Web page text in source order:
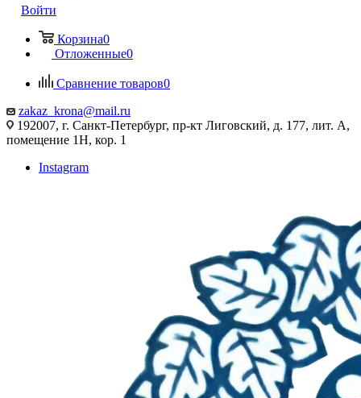
Войти
Корзина0
Отложенные0
Сравнение товаров0
zakaz_krona@mail.ru
192007, г. Санкт-Петербург, пр-кт Лиговский, д. 177, лит. А,
помещение 1Н, кор. 1
Instagram